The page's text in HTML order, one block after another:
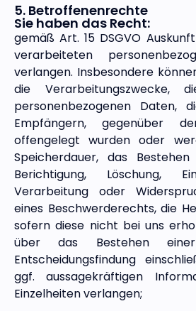
5. Betroffenenrechte
Sie haben das Recht:
gemäß Art. 15 DSGVO
verarbeiteten
verlangen. Insbesondere
die Verarbeitungszwecke,
personenbezogenen Daten,
Empfängern, gegenüber
offengelegt wurden oder
Speicherdauer, das
Berichtigung, Löschung,
Verarbeitung oder
eines Beschwerderechts, die
sofern diese nicht bei uns
über das Bestehen einer
Entscheidungsfindung
ggf. aussagekräftigen
Einzelheiten verlangen;